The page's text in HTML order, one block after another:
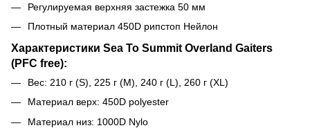
Регулируемая верхняя застежка 50 мм
Плотный материал 450D рипстоп Нейлон
Характеристики Sea To Summit Overland Gaiters
(PFC free):
Вес: 210 г (S), 225 г (M), 240 г (L), 260 г (XL)
Материал верх: 450D polyester
Материал низ: 1000D Nylo